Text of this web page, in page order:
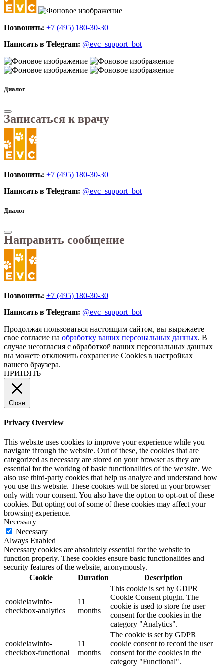
Позвонить: +7 (495) 180-30-30
Написать в Telegram: @evc_support_bot
Диалог
Записаться к врачу
Позвонить: +7 (495) 180-30-30
Написать в Telegram: @evc_support_bot
Диалог
Направить сообщение
Позвонить: +7 (495) 180-30-30
Написать в Telegram: @evc_support_bot
Продолжая пользоваться настоящим сайтом, вы выражаете
свое согласие на обработку ваших персональных данных. В
случае несогласия с обработкой ваших персональных данных
вы можете отключить сохранение Cookies в настройках
вашего браузера.
ПРИНЯТЬ
Close
Privacy Overview
This website uses cookies to improve your experience while you
navigate through the website. Out of these, the cookies that are
categorized as necessary are stored on your browser as they are
essential for the working of basic functionalities of the website. We
also use third-party cookies that help us analyze and understand how
you use this website. These cookies will be stored in your browser
only with your consent. You also have the option to opt-out of these
cookies. But opting out of some of these cookies may affect your
browsing experience.
Necessary
Necessary
Always Enabled
Necessary cookies are absolutely essential for the website to
function properly. These cookies ensure basic functionalities and
security features of the website, anonymously.
Cookie
Duration Description
cookielawinfo-
checkbox-analytics
11
months
This cookie is set by GDPR
Cookie Consent plugin. The
cookie is used to store the user
consent for the cookies in the
category "Analytics".
cookielawinfo-
checkbox-functional
11
months
The cookie is set by GDPR
cookie consent to record the user
consent for the cookies in the
category "Functional".